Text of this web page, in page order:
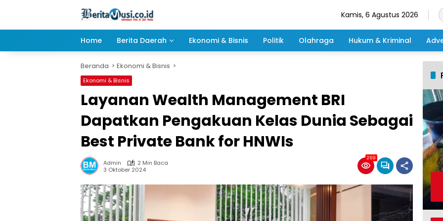
Kamis, 6 Agustus 2026
Home Berita Daerah Ekonomi & Bisnis Politik Olahraga Hukum & Kriminal
Beranda Ekonomi & Bisnis
Ekonomi & Bisnis
Layanan Wealth Management BRI
Dapatkan Pengakuan Kelas Dunia Sebagai
Best Private Bank for HNWIs
Admin
2 Min Baca
3 Oktober 2024
269